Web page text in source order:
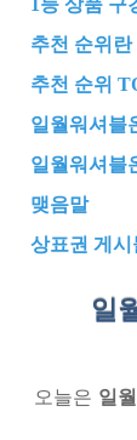
추천 순위란
추천 순위
일월워셔블
일월워셔블
맺음말
상표권 게시
일
오늘은 일